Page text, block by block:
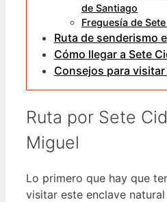
de Santiago
Freguesía de
Ruta de senderismo
Cómo llegar a Sete
Consejos para
Ruta por Sete
Miguel
Lo primero que hay que
visitar este enclave natural